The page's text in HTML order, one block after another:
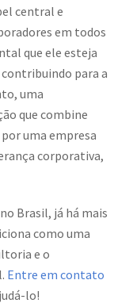
central e
em todos
que ele esteja
para a
uma
que combine
uma empresa
corporativa,
Brasil, já há mais
como uma
e o
Entre em contato
lo!